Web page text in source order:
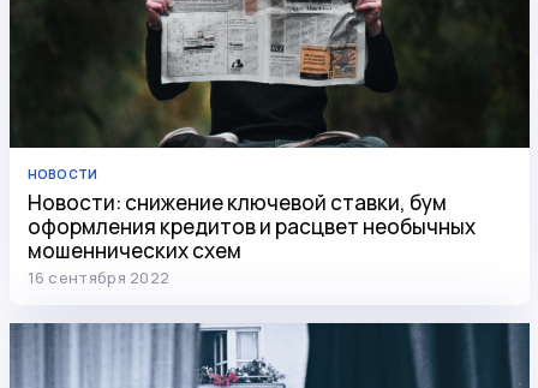
НОВОСТИ
Новости: снижение ключевой ставки, бум
оформления кредитов и расцвет необычных
мошеннических схем
16 сентября 2022